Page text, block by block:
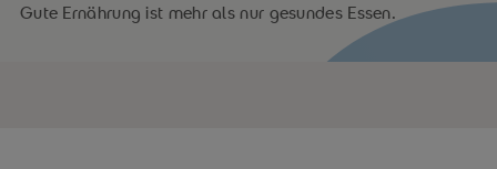
Gute Ernährung ist mehr als nur gesundes Essen.